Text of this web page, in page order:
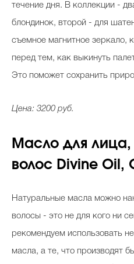
течение дня. В коллекции -
блондинок, второй - для
съемное магнитное зеркало,
перед тем, как выкинуть
Это поможет сохранить
Цена: 3200 руб.
Масло для лица,
волос Divine Oil,
Натуральные масла можно
волосы - это не для кого ни
рекомендуем использовать
масла, а те, что производят